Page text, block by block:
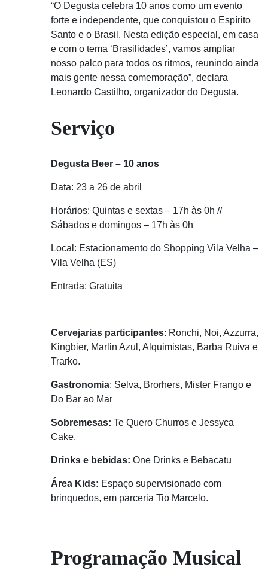
“O Degusta celebra 10 anos como um evento
forte e independente, que conquistou o Espírito
Santo e o Brasil. Nesta edição especial, em casa
e com o tema ‘Brasilidades’, vamos ampliar
nosso palco para todos os ritmos, reunindo ainda
mais gente nessa comemoração”, declara
Leonardo Castilho, organizador do Degusta.
Serviço
Degusta Beer – 10 anos
Data: 23 a 26 de abril
Horários: Quintas e sextas – 17h às 0h //
Sábados e domingos – 17h às 0h
Local: Estacionamento do Shopping Vila Velha –
Vila Velha (ES)
Entrada: Gratuita
Cervejarias participantes: Ronchi, Noi, Azzurra,
Kingbier, Marlin Azul, Alquimistas, Barba Ruiva e
Trarko.
Gastronomia: Selva, Brorhers, Mister Frango e
Do Bar ao Mar
Sobremesas: Te Quero Churros e Jessyca
Cake.
Drinks e bebidas: One Drinks e Bebacatu
Área Kids: Espaço supervisionado com
brinquedos, em parceria Tio Marcelo.
Programação Musical